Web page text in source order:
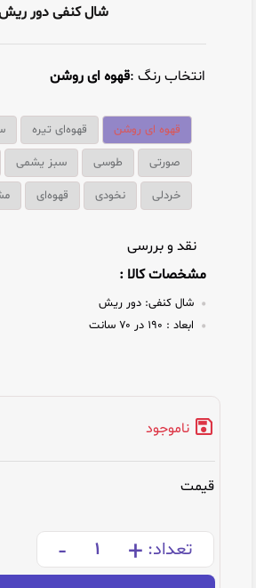
شال کنفی دور
انتخاب رنگ :قهوه ای روشن
قهوه ای روشن قهوه‌ای تیره
صورتی طوسی سبز یشمی
خردلی نخودی قهوه‌ای
نقد و بررسی
مشخصات کالا :
شال کنفی: دور ریش
ابعاد :
ناموجود
قیمت
تعداد: +
-